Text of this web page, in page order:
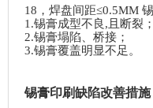
18，焊盘间距≤0.5MM
1.锡膏成型不良,且断裂；
2.锡膏塌陷、桥接；
3.锡膏覆盖明显不足。
锡膏印刷缺陷改善措施